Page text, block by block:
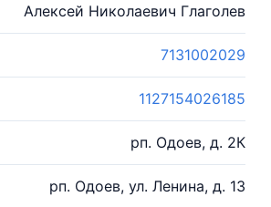
Алексей Николаевич Глаголев
7131002029
1127154026185
рп. Одоев, д. 2К
рп. Одоев, ул. Ленина, д. 13